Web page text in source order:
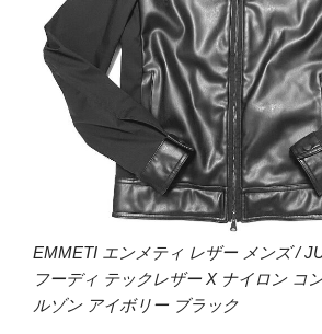
EMMETI エンメティ レザー メンズ /
フーディ テックレザー X ナイロン コ
ルゾン アイボリー ブラック